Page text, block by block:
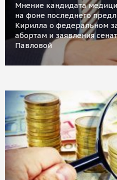
Мнение кандидата
на фоне последнего
Кирилла о федеральном
абортам и заявления
Павловой